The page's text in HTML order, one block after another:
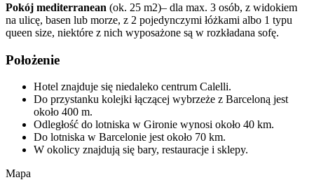
Pokój mediterranean (ok. 25 m2)– dla max. 3 osób, z widokiem
na ulicę, basen lub morze, z 2 pojedynczymi łóżkami albo 1 typu
queen size, niektóre z nich wyposażone są w rozkładana sofę.
Położenie
Hotel znajduje się niedaleko centrum Calelli.
Do przystanku kolejki łączącej wybrzeże z Barceloną jest
około 400 m.
Odległość do lotniska w Gironie wynosi około 40 km.
Do lotniska w Barcelonie jest około 70 km.
W okolicy znajdują się bary, restauracje i sklepy.
Mapa